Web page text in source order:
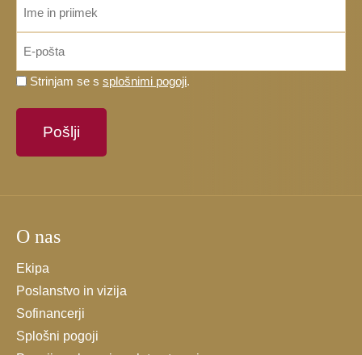
Prosimo,
strinjate
*
Strinjam se s splošnimi pogoji.
O nas
Ekipa
Poslanstvo in vizija
Sofinancerji
Splošni pogoji